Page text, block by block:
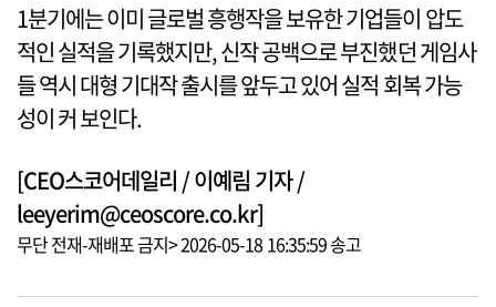
1분기에는 이미 글로벌 흥행작을 보유한 기업들이 압도
적인 실적을 기록했지만, 신작 공백으로 부진했던 게임사
들 역시 대형 기대작 출시를 앞두고 있어 실적 회복 가능
성이 커 보인다.
[CEO스코어데일리 / 이예림 기자 /
leeyerim@ceoscore.co.kr]
무단 전재-재배포 금지> 2026-05-18 16:35:59 송고